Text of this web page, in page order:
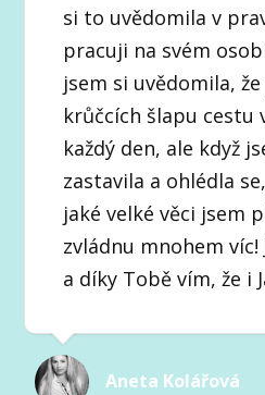
si to uvědomila v
pracuji na svém
jsem si uvědomila,
krůčcích šlapu cestu
každý den, ale když
zastavila a ohlédla
jaké velké věci jsem
zvládnu mnohem víc!
a díky Tobě vím, že i
Aneta Kolářová